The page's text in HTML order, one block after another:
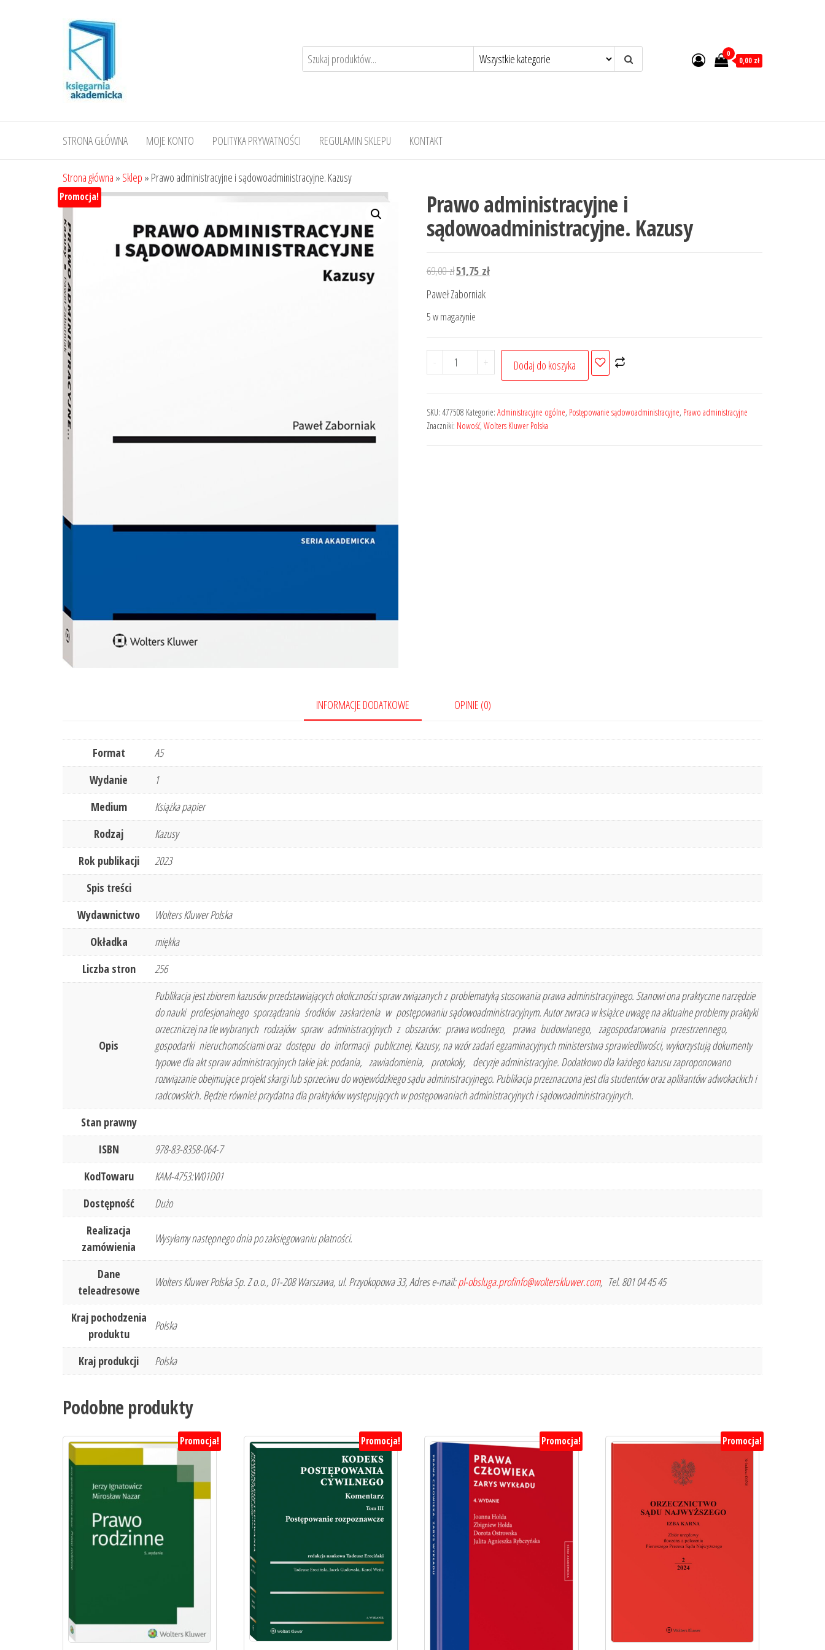
0
0,00 zł
STRONA GŁÓWNA MOJE KONTO POLITYKA PRYWATNOŚCI REGULAMIN SKLEPU KONTAKT
Strona główna » Sklep » Prawo administracyjne i sądowoadministracyjne. Kazusy
Promocja! Prawo administracyjne i
sądowoadministracyjne. Kazusy
69,00złPierwotna
cena
69,00 zł.
51,75 złAktualna
Paweł Zaborniak
5 w magazynie
-
ilość
Prawo
i
sądowoadministracyjne.
+ Dodaj do koszyka
SKU: 477508 Kategorie: Administracyjne ogólne, Postępowanie sądowoadministracyjne, Prawo administracyjne
Znaczniki: Nowość, Wolters Kluwer Polska
INFORMACJE DODATKOWE OPINIE (0)
Format
A5
Wydanie
1
Medium
Książka papier
Rodzaj
Kazusy
Rok publikacji
2023
Spis treści
Wydawnictwo
Wolters Kluwer Polska
Okładka
miękka
Liczba stron
256
Opis
Publikacja jest zbiorem kazusów przedstawiających okoliczności spraw związanych z problematyką stosowania prawa administracyjnego. Stanowi ona praktyczne narzędzie
do nauki profesjonalnego sporządzania środków zaskarżenia w postępowaniu sądowoadministracyjnym. Autor zwraca w książce uwagę na aktualne problemy praktyki
orzeczniczej na tle wybranych rodzajów spraw administracyjnych z obszarów: prawa wodnego, prawa budowlanego, zagospodarowania przestrzennego,
gospodarki nieruchomościami oraz dostępu do informacji publicznej. Kazusy, na wzór zadań egzaminacyjnych ministerstwa sprawiedliwości, wykorzystują dokumenty
typowe dla akt spraw administracyjnych takie jak: podania, zawiadomienia, protokoły, decyzje administracyjne. Dodatkowo dla każdego kazusu zaproponowano
rozwiązanie obejmujące projekt skargi lub sprzeciwu do wojewódzkiego sądu administracyjnego. Publikacja przeznaczona jest dla studentów oraz aplikantów adwokackich i
radcowskich. Będzie również przydatna dla praktyków występujących w postępowaniach administracyjnych i sądowoadministracyjnych.
Stan prawny
ISBN
978-83-8358-064-7
KodTowaru
KAM-4753:W01D01
Dostępność
Dużo
Realizacja
zamówienia
Wysyłamy następnego dnia po zaksięgowaniu płatności.
Dane
teleadresowe
Wolters Kluwer Polska Sp. Z o.o., 01-208 Warszawa, ul. Przyokopowa 33, Adres e-mail:pl-obsluga.profinfo@wolterskluwer.com, Tel. 801 04 45 45
Kraj pochodzenia
produktu
Polska
Kraj produkcji Polska
Podobne produkty
Promocja! Promocja! Promocja! Promocja!